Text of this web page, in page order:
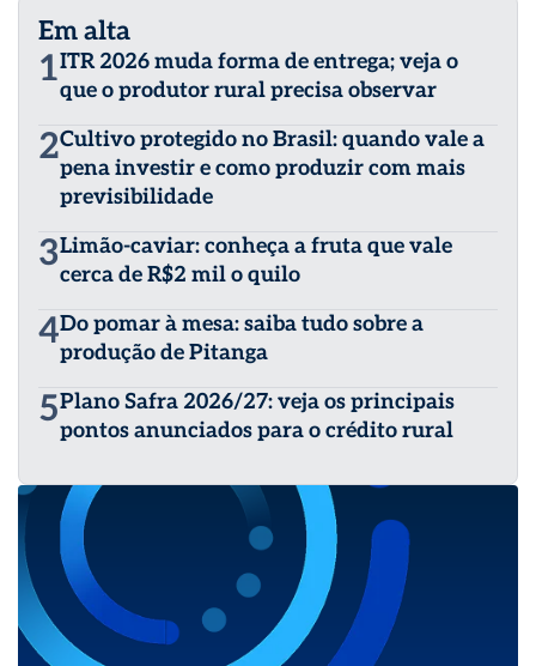
Em alta
1ITR 2026 muda forma de entrega; veja o
que o produtor rural precisa observar
2Cultivo protegido no Brasil: quando vale a
pena investir e como produzir com mais
previsibilidade
3Limão-caviar: conheça a fruta que vale
cerca de R$2 mil o quilo
4Do pomar à mesa: saiba tudo sobre a
produção de Pitanga
5Plano Safra 2026/27: veja os principais
pontos anunciados para o crédito rural